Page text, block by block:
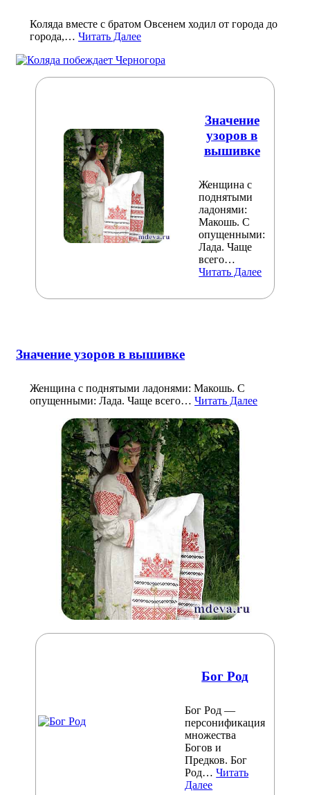
Коляда вместе с братом Овсенем ходил от города до
города,… Читать Далее
Значение
узоров в
вышивке
Женщина с
поднятыми
ладонями:
Макошь. С
опущенными:
Лада. Чаще
всего…
Читать Далее
Значение узоров в вышивке
Женщина с поднятыми ладонями: Макошь. С
опущенными: Лада. Чаще всего… Читать Далее
Бог Род
Бог Род —
персонификация
множества
Богов и
Предков. Бог
Род…Читать
Далее